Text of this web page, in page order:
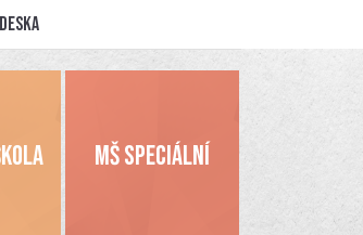
MŠ SPECIÁLNÍ